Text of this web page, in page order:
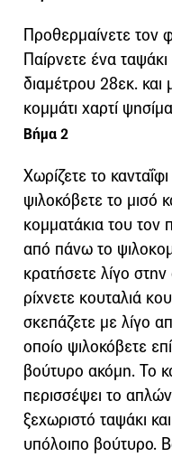
Προθερμαίνετε τον
Παίρνετε ένα
διαμέτρου 28εκ.
κομμάτι χαρτί
Βήμα 2
Χωρίζετε το
ψιλοκόβετε το μισό
κομματάκια του τον
από πάνω το
κρατήσετε λίγο
ρίχνετε κουταλιά
σκεπάζετε με λίγο
οποίο ψιλοκόβετε
βούτυρο ακόμη. Το
περισσέψει το
ξεχωριστό ταψάκι
υπόλοιπο βούτυρο.